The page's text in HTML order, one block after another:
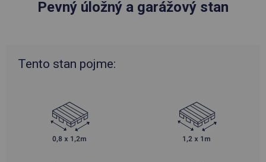
Pevný úložný a garážový stan
Tento stan pojme: